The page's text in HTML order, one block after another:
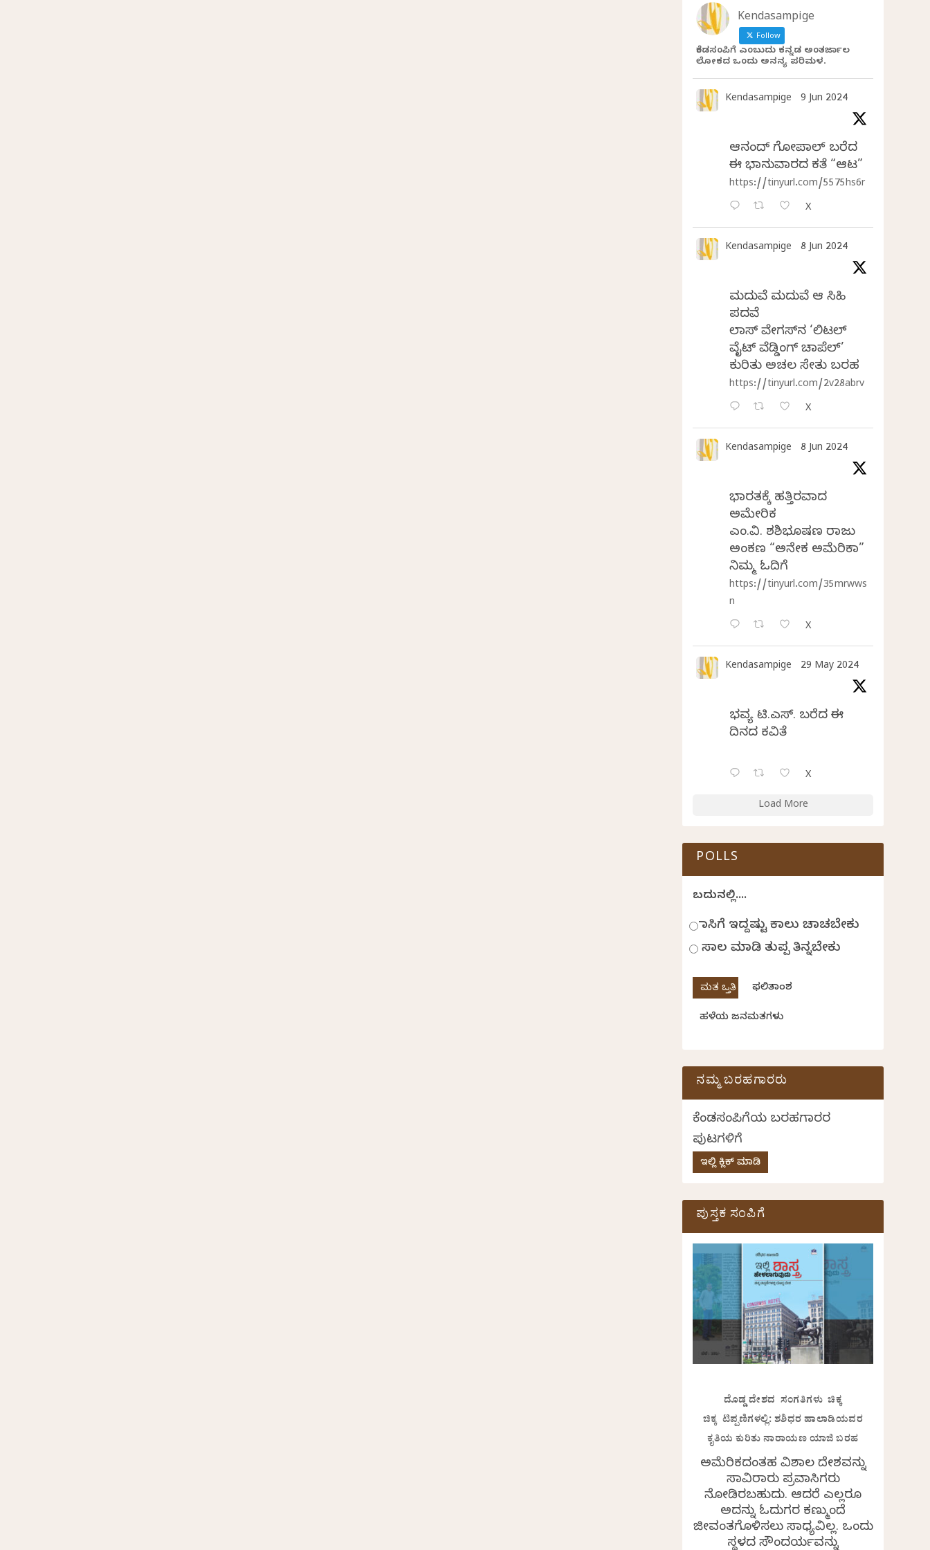
Kendasampige
Follow
ಕೆಂಡಸಂಪಿಗೆ ಎಂಬುದು ಕನ್ನಡ ಅಂತರ್ಜಾಲ
ಲೋಕದ ಒಂದು ಅನನ್ಯ ಪರಿಮಳ.
Kendasampige 9 Jun 2024
ಆನಂದ್‌ ಗೋಪಾಲ್‌ ಬರೆದ
ಈ ಭಾನುವಾರದ ಕತೆ “ಆಟ”
https://tinyurl.com/5575hs6r
X
Kendasampige 8 Jun 2024
ಮದುವೆ ಮದುವೆ ಆ ಸಿಹಿ
ಪದವೆ
ಲಾಸ್‌ ವೇಗಸ್‌ನ ‘ಲಿಟಲ್
ವೈಟ್ ವೆಡ್ಡಿಂಗ್ ಚಾಪೆಲ್’
ಕುರಿತು ಅಚಲ ಸೇತು ಬರಹ
https://tinyurl.com/2v28abrv
X
Kendasampige 8 Jun 2024
ಭಾರತಕ್ಕೆ ಹತ್ತಿರವಾದ
ಅಮೇರಿಕ
ಎಂ.ವಿ. ಶಶಿಭೂಷಣ ರಾಜು
ಅಂಕಣ “ಅನೇಕ ಅಮೆರಿಕಾ”
ನಿಮ್ಮ ಓದಿಗೆ
https://tinyurl.com/35mrwws
n
X
Kendasampige 29 May 2024
ಭವ್ಯ ಟಿ.ಎಸ್. ಬರೆದ ಈ
ದಿನದ ಕವಿತೆ
X
Load More
POLLS
ಬದುಕಿನಲ್ಲಿ....
ಹಾಸಿಗೆ ಇದ್ದಷ್ಟು ಕಾಲು ಚಾಚಬೇಕು
ಸಾಲ ಮಾಡಿ ತುಪ್ಪ ತಿನ್ನಬೇಕು
ಫಲಿತಾಂಶ
ಹಳೆಯ ಜನಮತಗಳು
ನಮ್ಮ ಬರಹಗಾರರು
ಕೆಂಡಸಂಪಿಗೆಯ ಬರಹಗಾರರ
ಪುಟಗಳಿಗೆ
ಇಲ್ಲಿ ಕ್ಲಿಕ್ ಮಾಡಿ
ಪುಸ್ತಕ ಸಂಪಿಗೆ
ದೊಡ್ಡ ದೇಶದ ಸಂಗತಿಗಳು ಚಿಕ್ಕ
ಚಿಕ್ಕ ಟಿಪ್ಪಣಿಗಳಲ್ಲಿ: ಶಶಿಧರ ಹಾಲಾಡಿಯವರ
ಕೃತಿಯ ಕುರಿತು ನಾರಾಯಣ ಯಾಜಿ ಬರಹ
ಅಮೆರಿಕದಂತಹ ವಿಶಾಲ ದೇಶವನ್ನು
ಸಾವಿರಾರು ಪ್ರವಾಸಿಗರು
ನೋಡಿರಬಹುದು. ಆದರೆ ಎಲ್ಲರೂ
ಅದನ್ನು ಓದುಗರ ಕಣ್ಮುಂದೆ
ಜೀವಂತಗೊಳಿಸಲು ಸಾಧ್ಯವಿಲ್ಲ. ಒಂದು
ಸ್ಥಳದ ಸೌಂದರ್ಯವನ್ನು